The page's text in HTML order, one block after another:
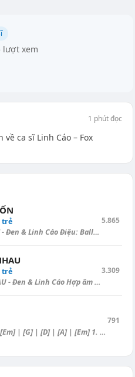
lượt xem
1 phút đọc
ca sĩ Linh Cáo – Fox
trẻ
♪ ĐƯA NHAU ĐI TRỐN - Đen & Linh Cáo Điệu: Ballad Intro: [Cm] | [G#]...
5.865
trẻ
♪ TA CỨ ĐI CÙNG NHAU - Đen & Linh Cáo Hợp âm dạo - Ballad: [Gm] | [G...
3.309
♪ [E] | [G] | [D] | [A] | [Em] | [G] | [D] | [A] | [Em] 1. Nếu được sống...
791